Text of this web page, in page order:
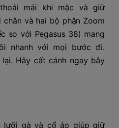
mái khi mặc và giữ
và hai bộ phận Zoom
so với Pegasus 38) mang
nhanh với mọi bước đi.
Hãy cất cánh ngay bây
lưỡi gà và cổ áo giúp giữ